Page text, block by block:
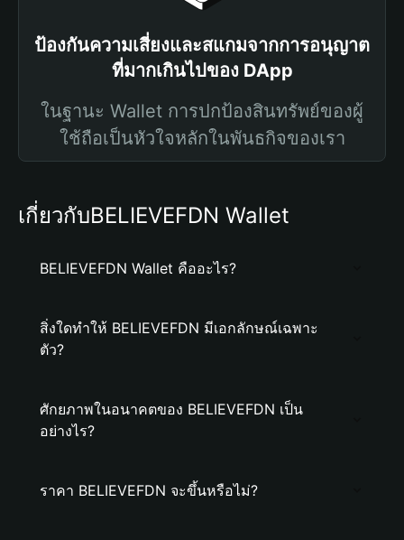
ป้องกันความเสี่ยงและสแกมจากการอนุญาต
ที่มากเกินไปของ DApp
ในฐานะ Wallet การปกป้องสินทรัพย์ของผู้
ใช้ถือเป็นหัวใจหลักในพันธกิจของเรา
เกี่ยวกับBELIEVEFDN Wallet
BELIEVEFDN Wallet คืออะไร?
สิ่งใดทำให้ BELIEVEFDN มีเอกลักษณ์เฉพาะ
ตัว?
ศักยภาพในอนาคตของ BELIEVEFDN เป็น
อย่างไร?
ราคา BELIEVEFDN จะขึ้นหรือไม่?